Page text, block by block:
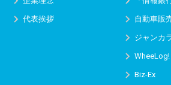
代表挨拶 自動車販
ジャンカ
WheeLog!
Biz-Ex